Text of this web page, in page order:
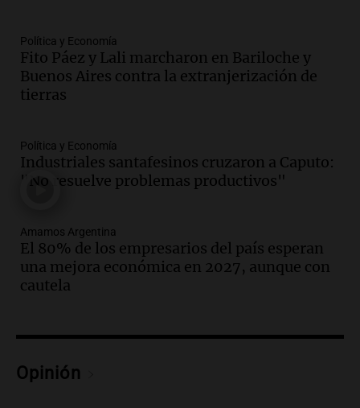
sobre los parques educativos
Amamos Argentina
Episodios
Audio.
durante la primavera
Informados al regreso
Episodios
tras fuertes vientos
Panorama Federal
Episodios
economía mejorará el próximo año
Episodios
Política y Economía
Fito Páez y Lali marcharon en Bariloche y
Buenos Aires contra la extranjerización de
tierras
Política y Economía
Industriales santafesinos cruzaron a Caputo:
"No resuelve problemas productivos"
Amamos Argentina
El 80% de los empresarios del país esperan
una mejora económica en 2027, aunque con
cautela
Opinión